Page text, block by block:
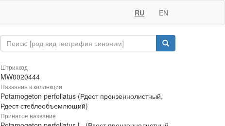
RU EN
Штрихкод
MW0020444
Название в коллекции
Potamogeton perfoliatus (Рдест пронзеннолистный,
Рдест стеблеобъемлющий)
Принятое название